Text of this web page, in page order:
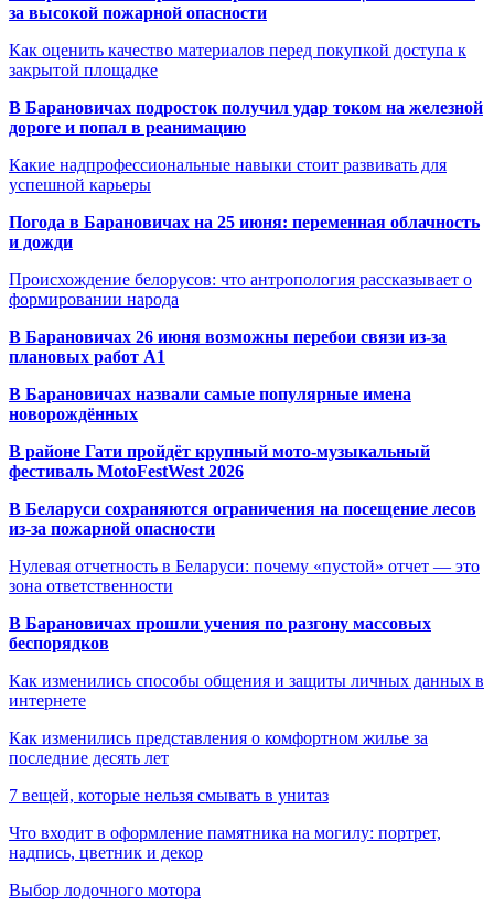
за высокой пожарной опасности
Как оценить качество материалов перед покупкой доступа к
закрытой площадке
В Барановичах подросток получил удар током на железной
дороге и попал в реанимацию
Какие надпрофессиональные навыки стоит развивать для
успешной карьеры
Погода в Барановичах на 25 июня: переменная облачность
и дожди
Происхождение белорусов: что антропология рассказывает о
формировании народа
В Барановичах 26 июня возможны перебои связи из-за
плановых работ A1
В Барановичах назвали самые популярные имена
новорождённых
В районе Гати пройдёт крупный мото-музыкальный
фестиваль MotoFestWest 2026
В Беларуси сохраняются ограничения на посещение лесов
из-за пожарной опасности
Нулевая отчетность в Беларуси: почему «пустой» отчет — это
зона ответственности
В Барановичах прошли учения по разгону массовых
беспорядков
Как изменились способы общения и защиты личных данных в
интернете
Как изменились представления о комфортном жилье за
последние десять лет
7 вещей, которые нельзя смывать в унитаз
Что входит в оформление памятника на могилу: портрет,
надпись, цветник и декор
Выбор лодочного мотора